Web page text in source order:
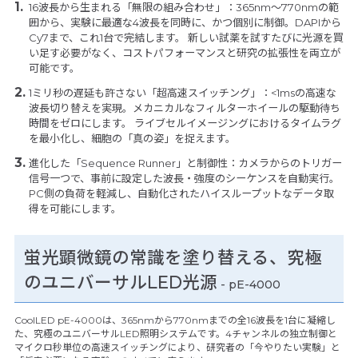
16波長から生まれる「無限の組み合わせ」：365nm〜770nmの範
囲から、実験に最適な4波長を同時に、かつ個別に制御。DAPIから
Cy7まで、これ1台で完結します。 新しい試薬を試すたびに光源を買
い足す必要がなく、コストパフォーマンスと研究の拡張性を両立が
可能です。
1ミリ秒の遅延も許さない「超高速スイッチング」：<1msの高速な
波長切り替えを実現。メカニカルなフィルターホイールの駆動待ち
時間をゼロにします。 ライブセルイメージングにおけるタイムラグ
を最小化し、細胞の「真の姿」を捉えます。
進化した「Sequence Runner」と制御性：カメラからのトリガー
信号一つで、事前に設定した波長・強度のシーケンスを自動実行。
PC側の負荷を軽減し、自動化されたハイスループットなデータ取
得を可能にします。
蛍光顕微鏡の常識を塗り替える、究極
のユニバーサルLED光源 - pE-4000
CoolLED pE-4000は、365nmから770nmまでの全16波長を1台に凝縮し
た、究極のユニバーサルLED照明システムです。4チャンネルの独立制御と
マイクロ秒単位の高速スイッチングにより、研究者の「今やりたい実験」と